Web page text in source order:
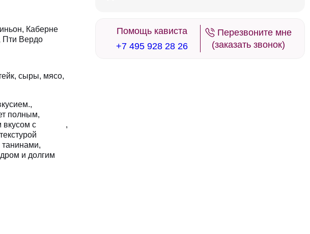
Помощь кависта
+7 495 928 28 26
Перезвоните мне
(заказать звонок)
Каберне
Пти Вердо
сыры мясо
полным
с
и долгим